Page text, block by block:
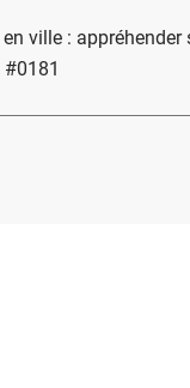
ville : appréhender